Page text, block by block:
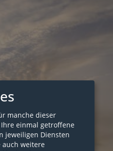
manche dieser
einmal getroffene
jeweiligen Diensten
auch weitere